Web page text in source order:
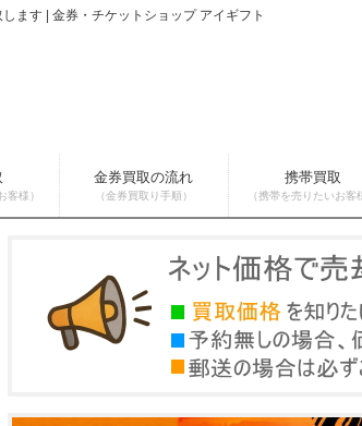
ます | 金券・チケットショップ アイギフト
客様）
金券買取の流れ
（金券買取り手順）
携帯買取
（携帯を売りたいお客